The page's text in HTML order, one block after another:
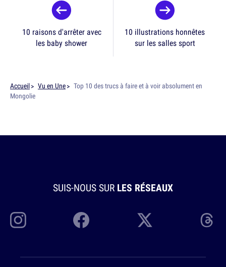
10 raisons d'arrêter avec
les baby shower
10 illustrations honnêtes
sur les salles sport
Accueil Vu en Une
Top 10 des trucs à faire et à voir absolument en
Mongolie
SUIS-NOUS SUR LES RÉSEAUX